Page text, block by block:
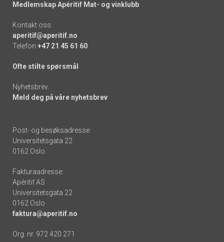
Medlemskap Apéritif Mat- og vinklubb
Kontakt oss:
aperitif@aperitif.no
Telefon +47 21 45 61 60
Ofte stilte spørsmål
Nyhetsbrev:
Meld deg på våre nyhetsbrev
Post- og besøksadresse:
Universitetsgata 22
0162 Oslo
Fakturaadresse:
Apéritif AS
Universitetsgata 22
0162 Oslo
faktura@aperitif.no
Org. nr. 972 420 271